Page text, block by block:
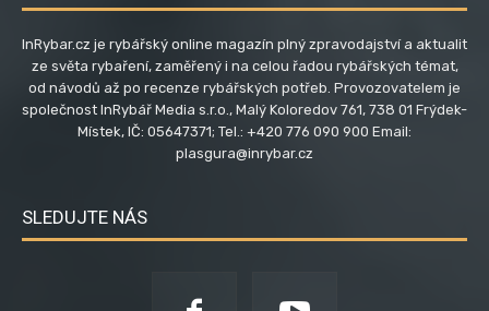
InRybar.cz je rybářský online magazín plný zpravodajství a aktualit
ze světa rybaření, zaměřený i na celou řadou rybářských témat,
od návodů až po recenze rybářských potřeb. Provozovatelem je
společnost InRybář Media s.r.o., Malý Koloredov 761, 738 01 Frýdek-
Místek, IČ: 05647371; Tel.: +420 776 090 900 Email:
plasgura@inrybar.cz
SLEDUJTE NÁS